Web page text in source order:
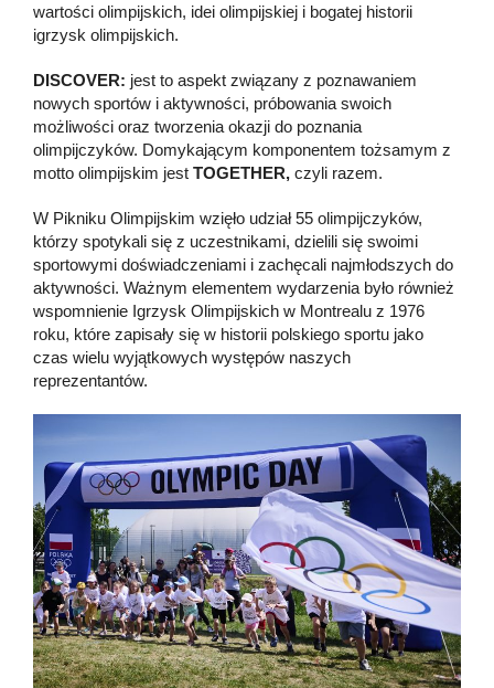
wartości olimpijskich, idei olimpijskiej i bogatej historii
igrzysk olimpijskich.
DISCOVER: jest to aspekt związany z poznawaniem
nowych sportów i aktywności, próbowania swoich
możliwości oraz tworzenia okazji do poznania
olimpijczyków. Domykającym komponentem tożsamym z
motto olimpijskim jest TOGETHER, czyli razem.
W Pikniku Olimpijskim wzięło udział 55 olimpijczyków,
którzy spotykali się z uczestnikami, dzielili się swoimi
sportowymi doświadczeniami i zachęcali najmłodszych do
aktywności. Ważnym elementem wydarzenia było również
wspomnienie Igrzysk Olimpijskich w Montrealu z 1976
roku, które zapisały się w historii polskiego sportu jako
czas wielu wyjątkowych występów naszych
reprezentantów.